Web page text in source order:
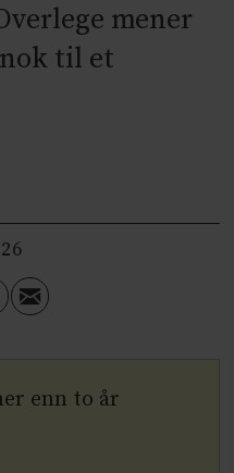
mener
til et
enn to år